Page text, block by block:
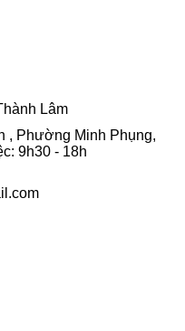
Lâm
, Phường Minh Phụng,
9h30 - 18h